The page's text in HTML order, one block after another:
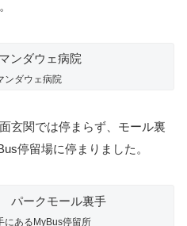
ンダウェ病院
玄関では停まらず、モール裏
停留場に停まりました。
にあるMyBus停留所